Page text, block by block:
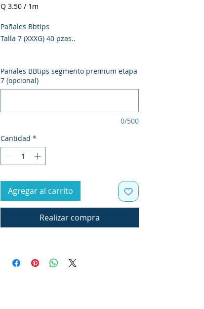
Q 3.50 / 1m
por
1
Metro
Pañales Bbtips
Talla 7 (XXXG) 40 pzas..
Pañales BBtips segmento premium etapa
7 (opcional)
0/500
Cantidad *
Agregar al carrito
Realizar compra